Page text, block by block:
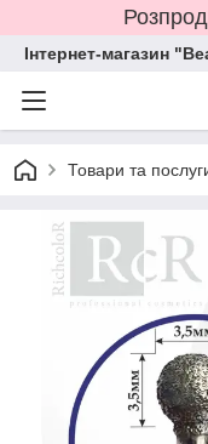
Інтернет-магазин
Товари та